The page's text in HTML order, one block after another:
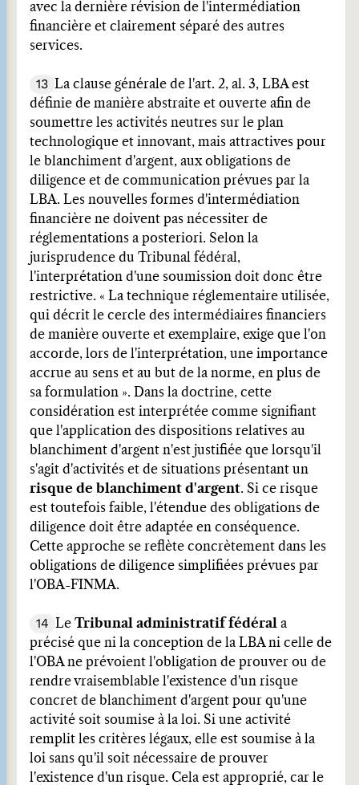
avec la dernière révision de l'intermédiation
financière et clairement séparé des autres
services.
13
La clause générale de l'art. 2, al. 3, LBA est
définie de manière abstraite et ouverte afin de
soumettre les activités neutres sur le plan
technologique et innovant, mais attractives pour
le blanchiment d'argent, aux obligations de
diligence et de communication prévues par la
LBA. Les nouvelles formes d'intermédiation
financière ne doivent pas nécessiter de
réglementations a posteriori. Selon la
jurisprudence du Tribunal fédéral,
l'interprétation d'une soumission doit donc être
restrictive. « La technique réglementaire utilisée,
qui décrit le cercle des intermédiaires financiers
de manière ouverte et exemplaire, exige que l'on
accorde, lors de l'interprétation, une importance
accrue au sens et au but de la norme, en plus de
sa formulation ». Dans la doctrine, cette
considération est interprétée comme signifiant
que l'application des dispositions relatives au
blanchiment d'argent n'est justifiée que lorsqu'il
s'agit d'activités et de situations présentant un
risque de blanchiment d'argent. Si ce risque
est toutefois faible, l'étendue des obligations de
diligence doit être adaptée en conséquence.
Cette approche se reflète concrètement dans les
obligations de diligence simplifiées prévues par
l'OBA-FINMA.
14 Le Tribunal administratif fédéral a
précisé que ni la conception de la LBA ni celle de
l'OBA ne prévoient l'obligation de prouver ou de
rendre vraisemblable l'existence d'un risque
concret de blanchiment d'argent pour qu'une
activité soit soumise à la loi. Si une activité
remplit les critères légaux, elle est soumise à la
loi sans qu'il soit nécessaire de prouver
l'existence d'un risque. Cela est approprié, car le